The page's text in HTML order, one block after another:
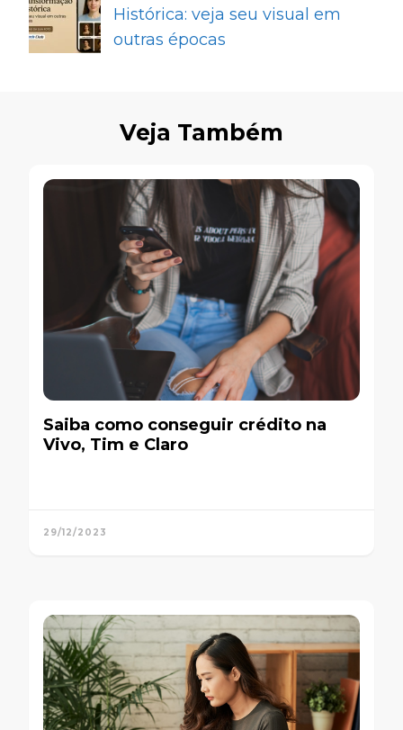
Histórica: veja seu visual em
outras épocas
Veja Também
Saiba como conseguir crédito na
Vivo, Tim e Claro
29/12/2023